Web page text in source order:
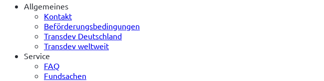
Allgemeines
Kontakt
Beförderungsbedingungen
Transdev Deutschland
Transdev weltweit
Service
FAQ
Fundsachen